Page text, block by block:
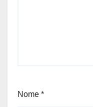
Nome *